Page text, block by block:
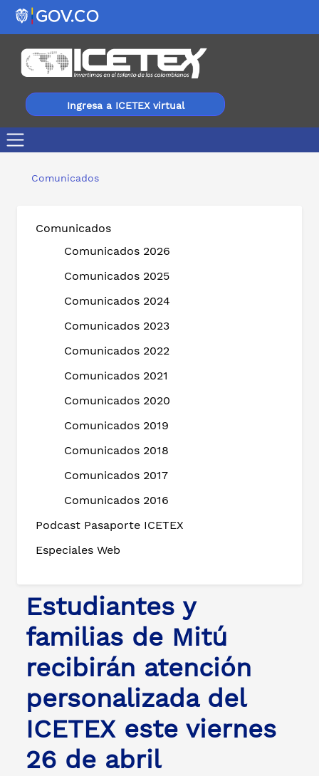
Ingresa a ICETEX virtual
Comunicados
Comunicados
Comunicados 2026
Comunicados 2025
Comunicados 2024
Comunicados 2023
Comunicados 2022
Comunicados 2021
Comunicados 2020
Comunicados 2019
Comunicados 2018
Comunicados 2017
Comunicados 2016
Podcast Pasaporte ICETEX
Especiales Web
Estudiantes y
familias de Mitú
recibirán atención
personalizada del
ICETEX este viernes
26 de abril